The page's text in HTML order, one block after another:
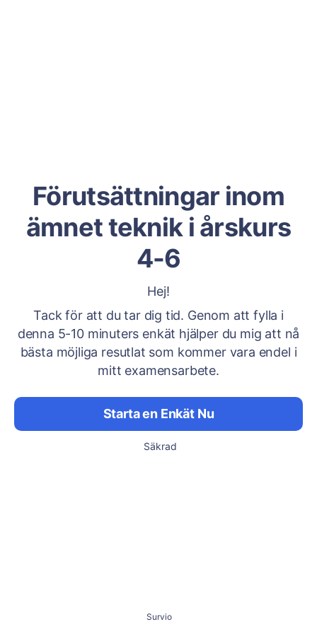
Förutsättningar inom
ämnet teknik i årskurs
4-6
Hej!
Tack för att du tar dig tid. Genom att fylla i
denna 5-10 minuters enkät hjälper du mig att nå
bästa möjliga resutlat som kommer vara endel i
mitt examensarbete.
Starta en Enkät Nu
Säkrad
Survio